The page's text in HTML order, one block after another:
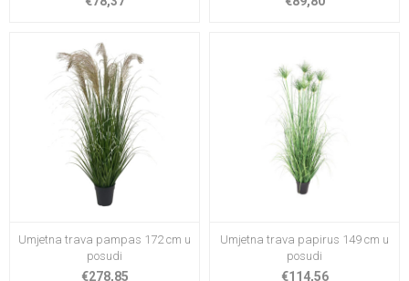
Umjetna trava pampas 172 cm u
posudi
€278,85
Umjetna trava papirus 149 cm u
posudi
€114,56